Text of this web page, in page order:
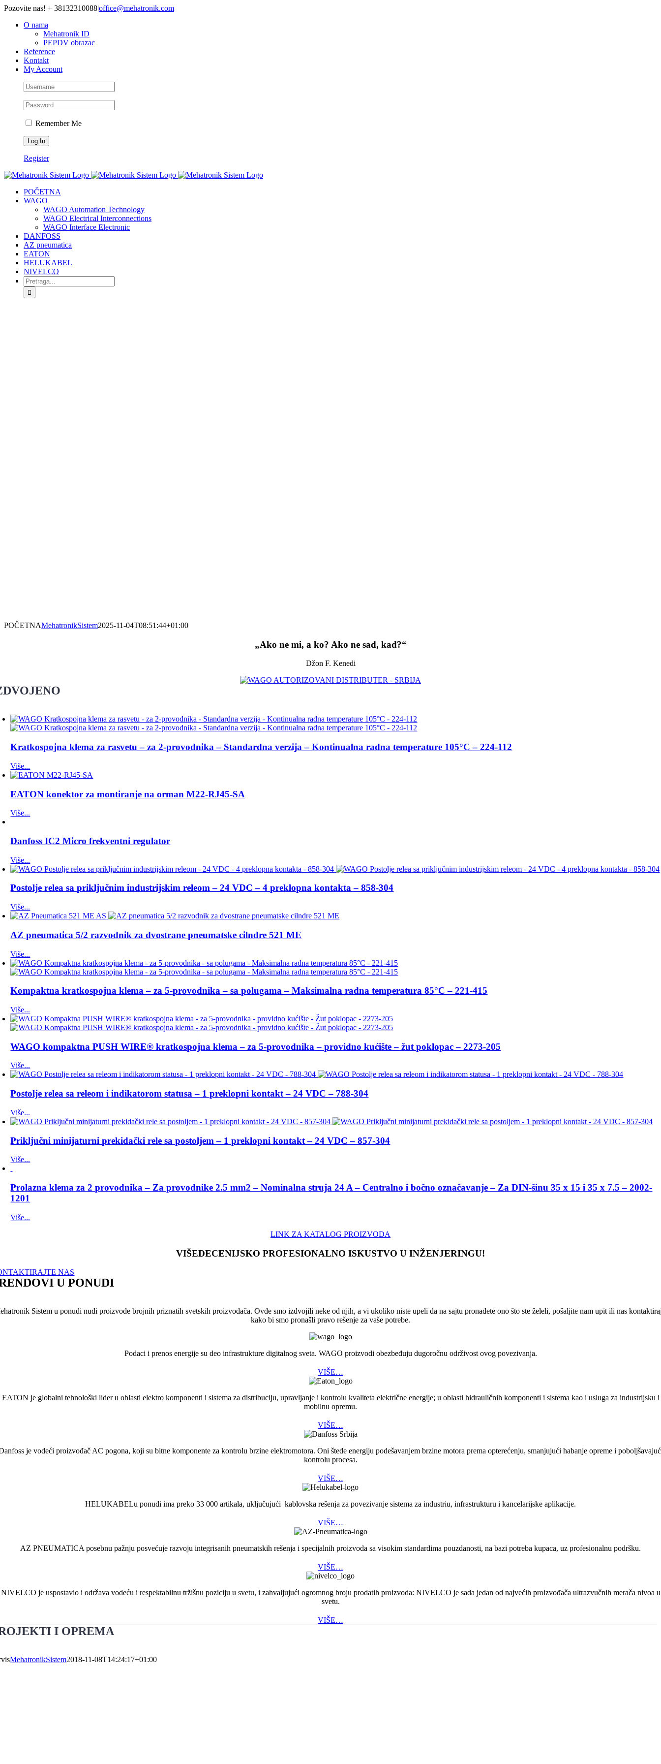
Skip
content
Pozovite nas! + 38132310088|office@mehatronik.com
O nama
Mehatronik ID
PEPDV obrazac
Reference
Kontakt
My Account
Remember Me
Register
POČETNA
WAGO
WAGO Automation Technology
WAGO Electrical Interconnections
WAGO Interface Electronic
DANFOSS
AZ pneumatica
EATON
HELUKABEL
NIVELCO
Search
for:
POČETNAMehatronikSistem2025-11-04T08:51:44+01:00
„Ako ne mi, a ko? Ako ne sad, kad?“
Džon F. Kenedi
Kratkospojna klema za rasvetu – za 2-provodnika – Standardna verzija – Kontinualna radna temperature 105°C – 224-112
Više...
EATON konektor za montiranje na orman M22-RJ45-SA
Više...
Danfoss IC2 Micro frekventni regulator
Više...
Postolje relea sa priključnim industrijskim releom – 24 VDC – 4 preklopna kontakta – 858-304
Više...
AZ pneumatica 5/2 razvodnik za dvostrane pneumatske cilndre 521 ME
Više...
Kompaktna kratkospojna klema – za 5-provodnika – sa polugama – Maksimalna radna temperatura 85°C – 221-415
Više...
WAGO kompaktna PUSH WIRE® kratkospojna klema – za 5-provodnika – providno kućište – žut poklopac – 2273-205
Više...
Postolje relea sa releom i indikatorom statusa – 1 preklopni kontakt – 24 VDC – 788-304
Više...
Priključni minijaturni prekidački rele sa postoljem – 1 preklopni kontakt – 24 VDC – 857-304
Više...
Prolazna klema za 2 provodnika – Za provodnike 2.5 mm2 – Nominalna struja 24 A – Centralno i bočno označavanje – Za DIN-šinu 35 x 15 i 35 x 7.5 – 2002-
1201
Više...
LINK ZA KATALOG PROIZVODA
VIŠEDECENIJSKO PROFESIONALNO ISKUSTVO U INŽENJERINGU!
NAS
U PONUDI
Sistem u ponudi nudi proizvode brojnih priznatih svetskih proizvođača. Ovde smo izdvojili neke od njih, a vi ukoliko niste upeli da na sajtu pronađete ono što ste želeli, pošaljite nam upit ili nas
kako bi smo pronašli pravo rešenje za vaše potrebe.
Podaci i prenos energije su deo infrastrukture digitalnog sveta. WAGO proizvodi obezbeđuju dugoročnu održivost ovog povezivanja.
VIŠE…
EATON je globalni tehnološki lider u oblasti elektro komponenti i sistema za distribuciju, upravljanje i kontrolu kvaliteta električne energije; u oblasti hidrauličnih komponenti i sistema kao i usluga za industrijsku i
mobilnu opremu.
VIŠE…
je vodeći proizvođač AC pogona, koji su bitne komponente za kontrolu brzine elektromotora. Oni štede energiju podešavanjem brzine motora prema opterećenju, smanjujući habanje opreme i
kontrolu procesa.
VIŠE…
HELUKABELu ponudi ima preko 33 000 artikala, uključujući kablovska rešenja za povezivanje sistema za industriu, infrastrukturu i kancelarijske aplikacije.
VIŠE…
AZ PNEUMATICA posebnu pažnju posvećuje razvoju integrisanih pneumatskih rešenja i specijalnih proizvoda sa visokim standardima pouzdanosti, na bazi potreba kupaca, uz profesionalnu podršku.
VIŠE…
NIVELCO je uspostavio i održava vodeću i respektabilnu tržišnu poziciju u svetu, i zahvaljujući ogromnog broju prodatih proizvoda: NIVELCO je sada jedan od najvećih proizvođača ultrazvučnih merača nivoa u
svetu.
VIŠE…
I OPREMA
MehatronikSistem2018-11-08T14:24:17+01:00